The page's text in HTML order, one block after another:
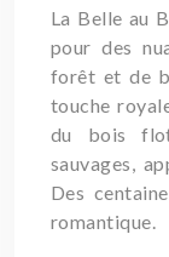
La Belle au
pour des
forêt et de
touche
du bois
sauvages,
Des
romantique.